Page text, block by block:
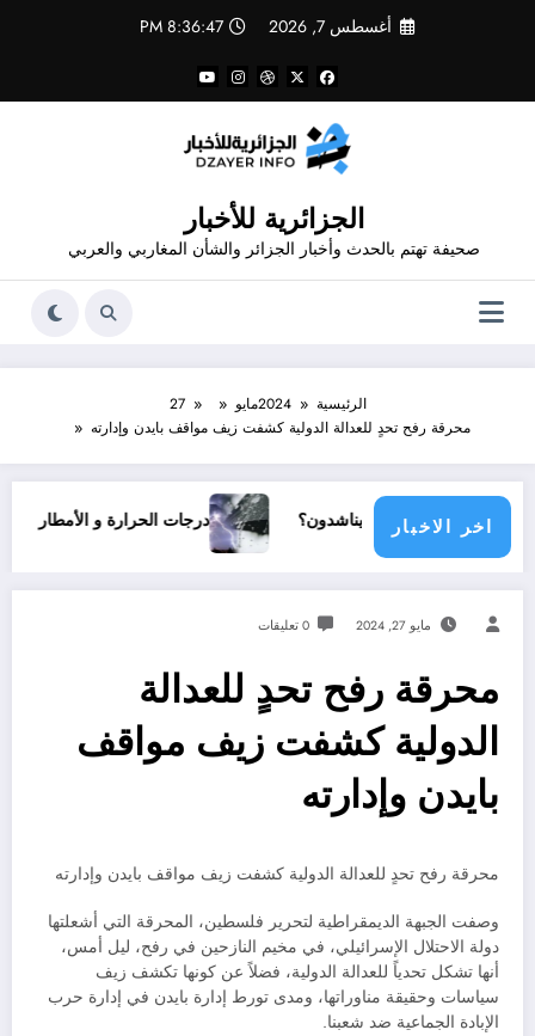
أغسطس 7, 2026 8:36:48 PM
الجزائرية للأخبار
صحيفة تهتم بالحدث وأخبار الجزائر والشأن المغاربي والعربي
الرئيسية 2024مايو
27
محرقة رفح تحدٍ للعدالة الدولية كشفت زيف مواقف بايدن وإدارته
اخر الاخبار
مجتمع دولي يناشدون؟ درجات الحرارة و الأمطار في سبتمبر 2026 في الجزائر
مايو 27, 2024 0 تعليقات
محرقة رفح تحدٍ للعدالة
الدولية كشفت زيف مواقف
بايدن وإدارته
محرقة رفح تحدٍ للعدالة الدولية كشفت زيف مواقف بايدن وإدارته
وصفت الجبهة الديمقراطية لتحرير فلسطين، المحرقة التي أشعلتها
دولة الاحتلال الإسرائيلي، في مخيم النازحين في رفح، ليل أمس،
أنها تشكل تحدياً للعدالة الدولية، فضلاً عن كونها تكشف زيف
سياسات وحقيقة مناوراتها، ومدى تورط إدارة بايدن في إدارة حرب
الإبادة الجماعية ضد شعبنا.